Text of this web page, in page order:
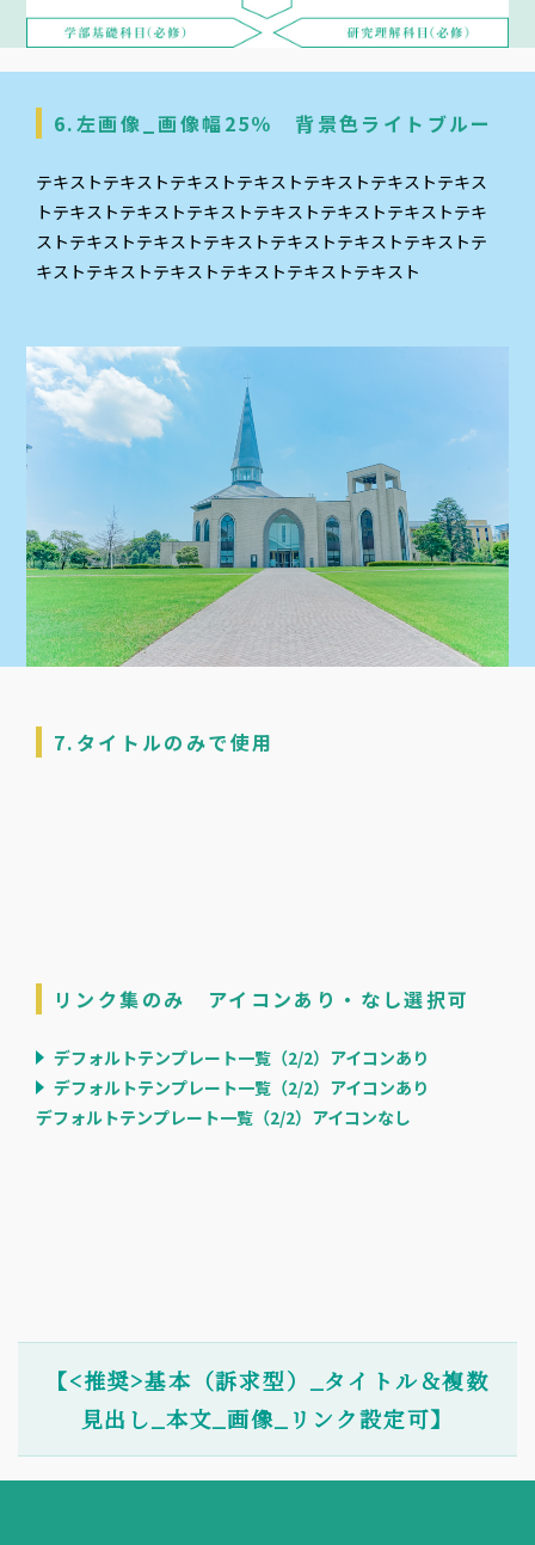
6.左画像_画像幅25％ 背景色ライトブルー
テキストテキストテキストテキストテキストテキストテキス
トテキストテキストテキストテキストテキストテキストテキ
ストテキストテキストテキストテキストテキストテキストテ
キストテキストテキストテキストテキストテキスト
7.タイトルのみで使用
リンク集のみ アイコンあり・なし選択可
デフォルトテンプレート一覧（2/2）アイコンあり
デフォルトテンプレート一覧（2/2）アイコンあり
デフォルトテンプレート一覧（2/2）アイコンなし
【<推奨>基本（訴求型）_タイトル＆複数
見出し_本文_画像_リンク設定可】